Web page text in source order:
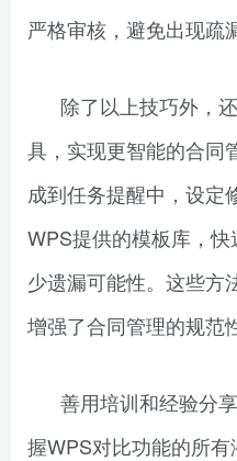
严格审核，避免出现疏
除了以上技巧外，
具，实现更智能的合同
成到任务提醒中，设定
WPS提供的模板库，
少遗漏可能性。这些方
增强了合同管理的规范性
善用培训和经验分
握WPS对比功能的所